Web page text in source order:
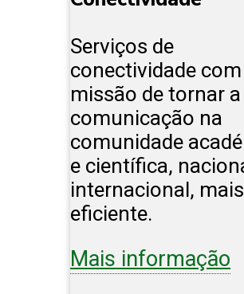
Serviços de
conectividade
missão de tornar a
comunicação na
comunidade
e científica,
internacional, mais
eficiente.
Mais informação